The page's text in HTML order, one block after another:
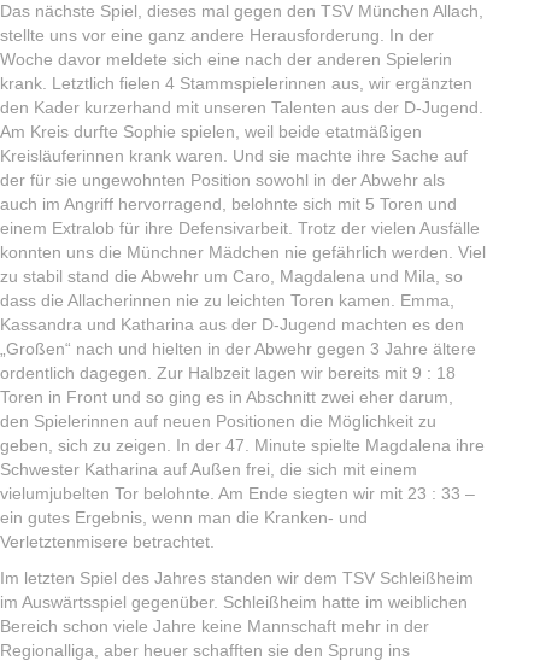
Das nächste Spiel, dieses mal gegen den TSV München Allach,
stellte uns vor eine ganz andere Herausforderung. In der
Woche davor meldete sich eine nach der anderen Spielerin
krank. Letztlich fielen 4 Stammspielerinnen aus, wir ergänzten
den Kader kurzerhand mit unseren Talenten aus der D-Jugend.
Am Kreis durfte Sophie spielen, weil beide etatmäßigen
Kreisläuferinnen krank waren. Und sie machte ihre Sache auf
der für sie ungewohnten Position sowohl in der Abwehr als
auch im Angriff hervorragend, belohnte sich mit 5 Toren und
einem Extralob für ihre Defensivarbeit. Trotz der vielen Ausfälle
konnten uns die Münchner Mädchen nie gefährlich werden. Viel
zu stabil stand die Abwehr um Caro, Magdalena und Mila, so
dass die Allacherinnen nie zu leichten Toren kamen. Emma,
Kassandra und Katharina aus der D-Jugend machten es den
„Großen“ nach und hielten in der Abwehr gegen 3 Jahre ältere
ordentlich dagegen. Zur Halbzeit lagen wir bereits mit 9 : 18
Toren in Front und so ging es in Abschnitt zwei eher darum,
den Spielerinnen auf neuen Positionen die Möglichkeit zu
geben, sich zu zeigen. In der 47. Minute spielte Magdalena ihre
Schwester Katharina auf Außen frei, die sich mit einem
vielumjubelten Tor belohnte. Am Ende siegten wir mit 23 : 33 –
ein gutes Ergebnis, wenn man die Kranken- und
Verletztenmisere betrachtet.
Im letzten Spiel des Jahres standen wir dem TSV Schleißheim
im Auswärtsspiel gegenüber. Schleißheim hatte im weiblichen
Bereich schon viele Jahre keine Mannschaft mehr in der
Regionalliga, aber heuer schafften sie den Sprung ins